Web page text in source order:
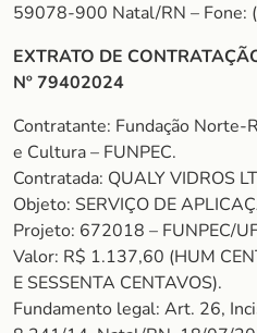
59078-900 Natal/RN –
EXTRATO DE
Nº 79402024
Contratante: Fundação Norte-
e Cultura – FUNPEC.
Contratada: QUALY VIDROS
Objeto: SERVIÇO DE
Projeto: 672018 – FUNPEC/
Valor: R$ 1.137,60 (HUM
E SESSENTA CENTAVOS).
Fundamento legal: Art. 26,